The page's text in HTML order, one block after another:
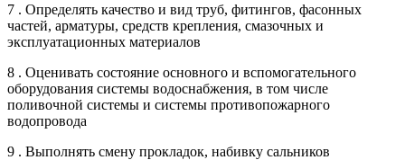
7 . Определять качество и вид труб, фитингов, фасонных
частей, арматуры, средств крепления, смазочных и
эксплуатационных материалов
8 . Оценивать состояние основного и вспомогательного
оборудования системы водоснабжения, в том числе
поливочной системы и системы противопожарного
водопровода
9 . Выполнять смену прокладок, набивку сальников